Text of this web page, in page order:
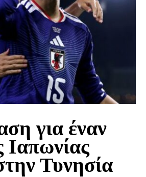
για έναν
Ιαπωνίας
Τυνησία